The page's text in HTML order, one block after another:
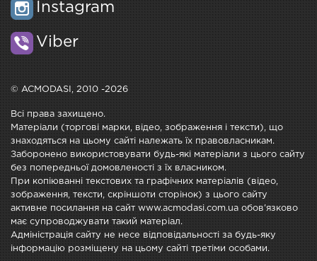
Instagram
Viber
© ACMODASI, 2010 -2026
Всі права захищено.
Матеріали (торгові марки, відео, зображення і тексти), що
знаходяться на цьому сайті належать їх правовласникам.
Заборонено використовувати будь-які матеріали з цього сайту
без попередньої домовленості з їх власником.
При копіюванні текстових та графічних матеріалів (відео,
зображення, тексти, скріншоти сторінок) з цього сайту
активне посилання на сайт www.acmodasi.com.ua обов'язково
має супроводжувати такий матеріал.
Адміністрація сайту не несе відповідальності за будь-яку
інформацію розміщену на цьому сайті третіми особами.